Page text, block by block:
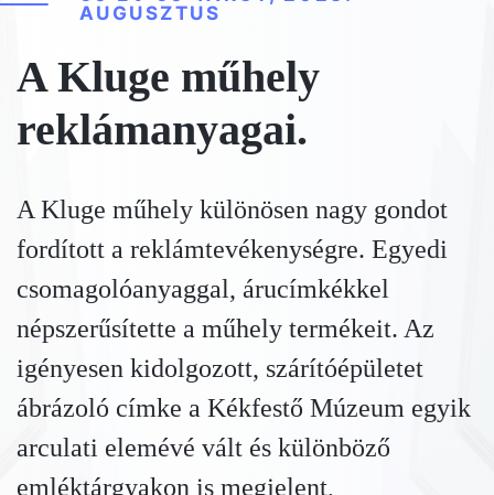
AUGUSZTUS
A Kluge műhely
reklámanyagai.
A Kluge műhely különösen nagy gondot
fordított a reklámtevékenységre. Egyedi
csomagolóanyaggal, árucímkékkel
népszerűsítette a műhely termékeit. Az
igényesen kidolgozott, szárítóépületet
ábrázoló címke a Kékfestő Múzeum egyik
arculati elemévé vált és különböző
emléktárgyakon is megjelent,